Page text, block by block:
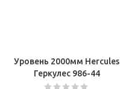
Уровень 2000мм Hercules
Геркулес 986-44